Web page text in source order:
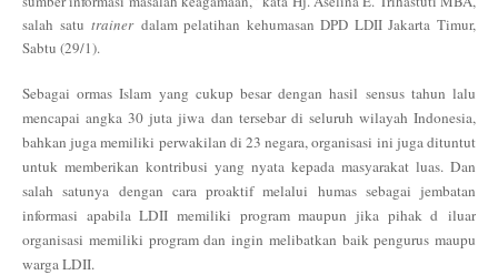
salah satutrainerdalam pelatihan kehumasan DPD LDII Jakarta Timur,
Sabtu (29/1).
Sebagai ormas Islam yang cukup besar dengan hasil sensus tahun lalu
mencapai angka 30 juta jiwa dan tersebar di seluruh wilayah Indonesia,
bahkan juga memiliki perwakilan di 23 negara, organisasi ini juga dituntut
untuk memberikan kontribusi yang nyata kepada masyarakat luas. Dan
salah satunya dengan cara proaktif melalui humas sebagai jembatan
informasi apabila LDII memiliki program maupun jika pihak d iluar
organisasi memiliki program dan ingin melibatkan baik pengurus maupu
warga LDII.